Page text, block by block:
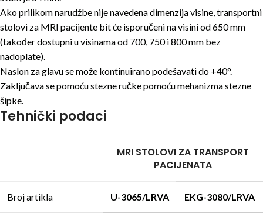
Ako prilikom narudžbe nije navedena dimenzija visine, transportni
stolovi za MRI pacijente bit će isporučeni na visini od 650 mm
(također dostupni u visinama od 700, 750 i 800 mm bez
nadoplate).
Naslon za glavu se može kontinuirano podešavati do +40°.
Zaključava se pomoću stezne ručke pomoću mehanizma stezne
šipke.
Tehnički podaci
MRI STOLOVI ZA TRANSPORT
PACIJENATA
Broj artikla U-3065/LRVA EKG-3080/LRVA